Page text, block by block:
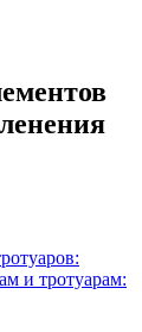
и тротуарам: